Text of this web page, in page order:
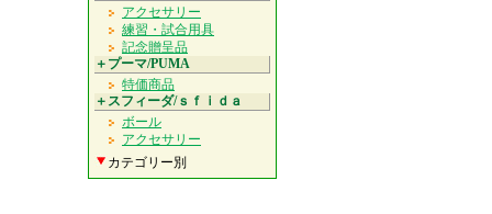
アクセサリー
練習・試合用具
記念贈呈品
＋プーマ/PUMA
特価商品
＋スフィーダ/ｓｆｉｄａ
ボール
アクセサリー
カテゴリー別